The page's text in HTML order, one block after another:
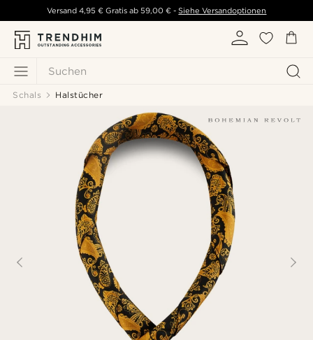
Suchen
Versand 4,95 € Gratis ab 59,00 € - Siehe Versandoptionen
Schals Halstücher